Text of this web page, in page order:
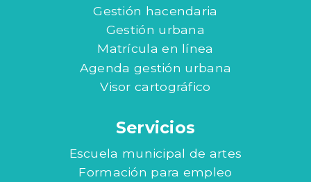
Gestión hacendaria
Gestión urbana
Matrícula en línea
Agenda gestión urbana
Visor cartográfico
Servicios
Escuela municipal de artes
Formación para empleo